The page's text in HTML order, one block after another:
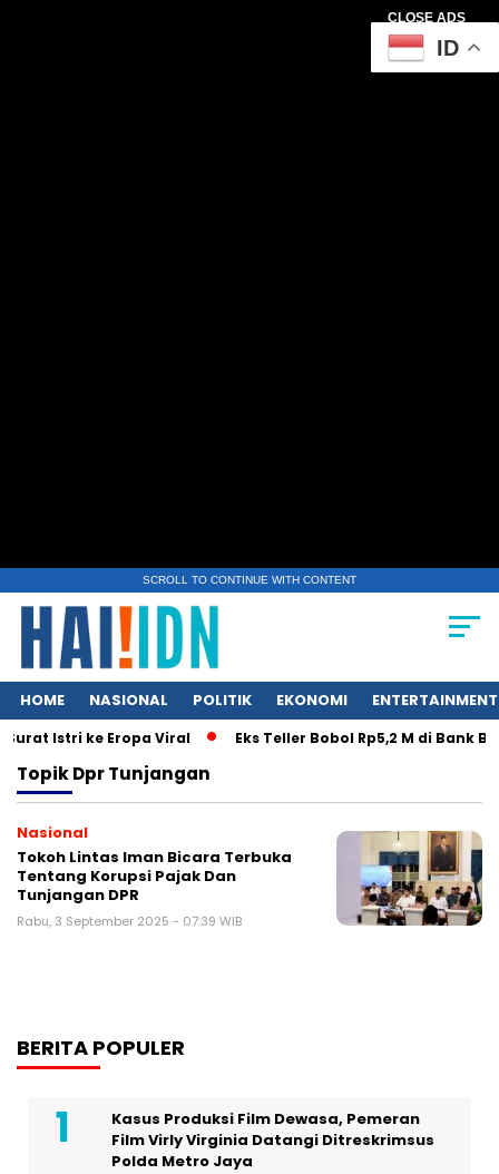
CLOSE ADS
SCROLL TO CONTINUE WITH CONTENT
HOME NASIONAL POLITIK EKONOMI ENTERTAINMENT
Istri ke Eropa Viral Eks Teller Bobol Rp5,2 M di Bank
TopikDpr Tunjangan
Nasional
Tokoh Lintas Iman Bicara Terbuka
Tentang Korupsi Pajak Dan
Tunjangan DPR
Rabu, 3 September 2025 - 07:39 WIB
BERITA POPULER
Kasus Produksi Film Dewasa, Pemeran
Film Virly Virginia Datangi Ditreskrimsus
Polda Metro Jaya
ID